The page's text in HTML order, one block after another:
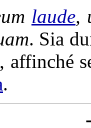
laude,
. Sia
, affinché
.